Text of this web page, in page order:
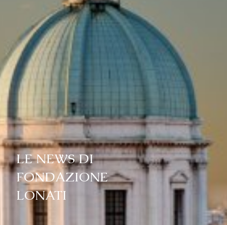
LE NEWS DI
FONDAZIONE
LONATI